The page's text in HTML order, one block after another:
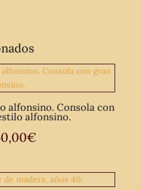
alfonsino. Consola con
alfonsino.
€